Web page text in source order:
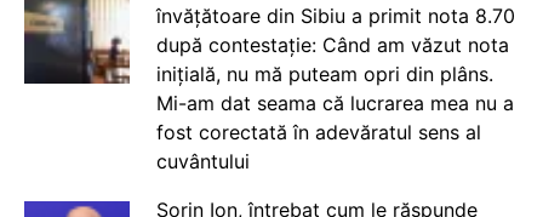
învățătoare din Sibiu a primit nota 8.70
după contestație: Când am văzut nota
inițială, nu mă puteam opri din plâns.
Mi-am dat seama că lucrarea mea nu a
fost corectată în adevăratul sens al
cuvântului
Sorin Ion, întrebat cum le răspunde